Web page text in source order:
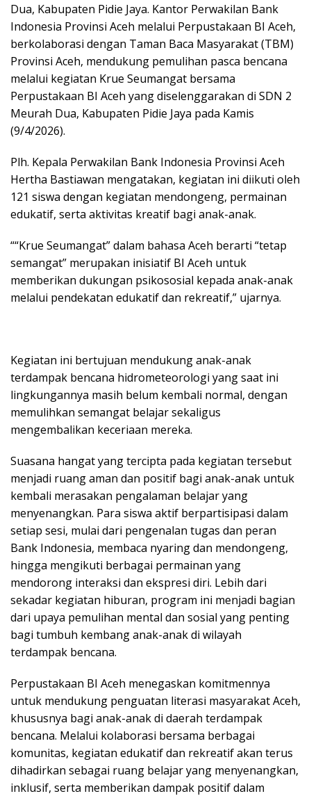
Dua, Kabupaten Pidie Jaya. Kantor Perwakilan Bank
Indonesia Provinsi Aceh melalui Perpustakaan BI Aceh,
berkolaborasi dengan Taman Baca Masyarakat (TBM)
Provinsi Aceh, mendukung pemulihan pasca bencana
melalui kegiatan Krue Seumangat bersama
Perpustakaan BI Aceh yang diselenggarakan di SDN 2
Meurah Dua, Kabupaten Pidie Jaya pada Kamis
(9/4/2026).
Plh. Kepala Perwakilan Bank Indonesia Provinsi Aceh
Hertha Bastiawan mengatakan, kegiatan ini diikuti oleh
121 siswa dengan kegiatan mendongeng, permainan
edukatif, serta aktivitas kreatif bagi anak-anak.
““Krue Seumangat” dalam bahasa Aceh berarti “tetap
semangat” merupakan inisiatif BI Aceh untuk
memberikan dukungan psikososial kepada anak-anak
melalui pendekatan edukatif dan rekreatif,” ujarnya.
Kegiatan ini bertujuan mendukung anak-anak
terdampak bencana hidrometeorologi yang saat ini
lingkungannya masih belum kembali normal, dengan
memulihkan semangat belajar sekaligus
mengembalikan keceriaan mereka.
Suasana hangat yang tercipta pada kegiatan tersebut
menjadi ruang aman dan positif bagi anak-anak untuk
kembali merasakan pengalaman belajar yang
menyenangkan. Para siswa aktif berpartisipasi dalam
setiap sesi, mulai dari pengenalan tugas dan peran
Bank Indonesia, membaca nyaring dan mendongeng,
hingga mengikuti berbagai permainan yang
mendorong interaksi dan ekspresi diri. Lebih dari
sekadar kegiatan hiburan, program ini menjadi bagian
dari upaya pemulihan mental dan sosial yang penting
bagi tumbuh kembang anak-anak di wilayah
terdampak bencana.
Perpustakaan BI Aceh menegaskan komitmennya
untuk mendukung penguatan literasi masyarakat Aceh,
khususnya bagi anak-anak di daerah terdampak
bencana. Melalui kolaborasi bersama berbagai
komunitas, kegiatan edukatif dan rekreatif akan terus
dihadirkan sebagai ruang belajar yang menyenangkan,
inklusif, serta memberikan dampak positif dalam